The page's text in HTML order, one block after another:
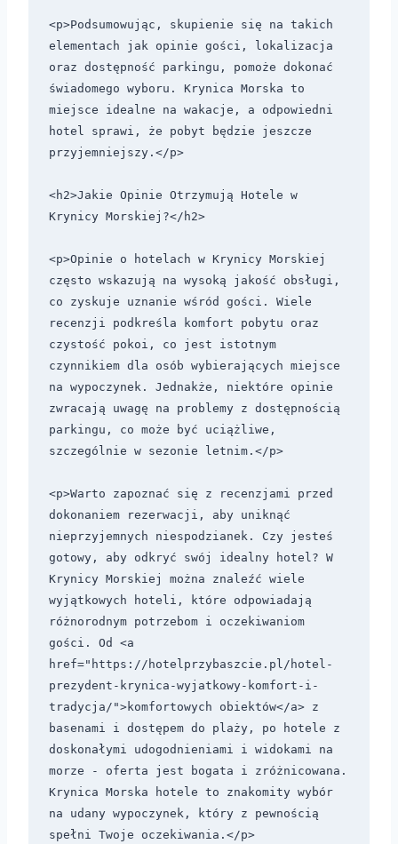
<p>Podsumowując, skupienie się na takich
elementach jak opinie gości, lokalizacja
oraz dostępność parkingu, pomoże dokonać
świadomego wyboru. Krynica Morska to
miejsce idealne na wakacje, a odpowiedni
hotel sprawi, że pobyt będzie jeszcze
przyjemniejszy.</p>
<h2>Jakie Opinie Otrzymują Hotele w
Krynicy Morskiej?</h2>
<p>Opinie o hotelach w Krynicy Morskiej
często wskazują na wysoką jakość obsługi,
co zyskuje uznanie wśród gości. Wiele
recenzji podkreśla komfort pobytu oraz
czystość pokoi, co jest istotnym
czynnikiem dla osób wybierających miejsce
na wypoczynek. Jednakże, niektóre opinie
zwracają uwagę na problemy z dostępnością
parkingu, co może być uciążliwe,
szczególnie w sezonie letnim.</p>
<p>Warto zapoznać się z recenzjami przed
dokonaniem rezerwacji, aby uniknąć
nieprzyjemnych niespodzianek. Czy jesteś
gotowy, aby odkryć swój idealny hotel? W
Krynicy Morskiej można znaleźć wiele
wyjątkowych hoteli, które odpowiadają
różnorodnym potrzebom i oczekiwaniom
gości. Od <a
href="https://hotelprzybaszcie.pl/hotel-
prezydent-krynica-wyjatkowy-komfort-i-
tradycja/">komfortowych obiektów</a> z
basenami i dostępem do plaży, po hotele z
doskonałymi udogodnieniami i widokami na
morze - oferta jest bogata i zróżnicowana.
Krynica Morska hotele to znakomity wybór
na udany wypoczynek, który z pewnością
spełni Twoje oczekiwania.</p>